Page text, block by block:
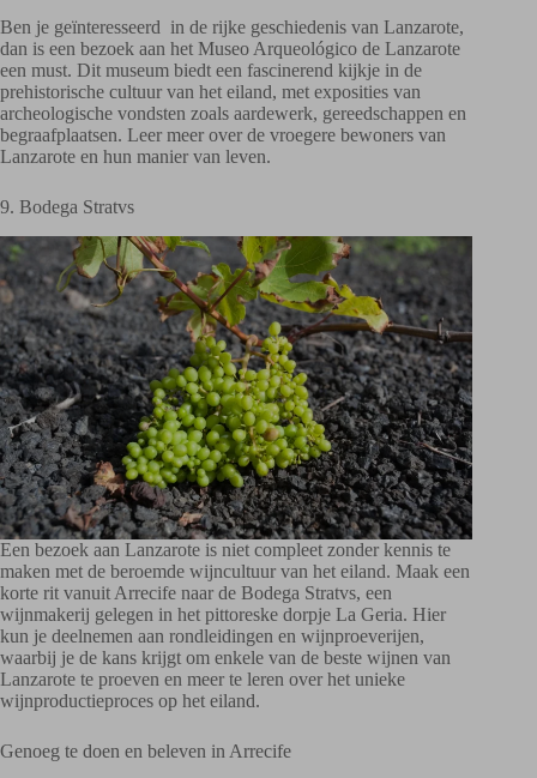
Ben je geïnteresseerd in de rijke geschiedenis van Lanzarote,
dan is een bezoek aan het Museo Arqueológico de Lanzarote
een must. Dit museum biedt een fascinerend kijkje in de
prehistorische cultuur van het eiland, met exposities van
archeologische vondsten zoals aardewerk, gereedschappen en
begraafplaatsen. Leer meer over de vroegere bewoners van
Lanzarote en hun manier van leven.
9. Bodega Stratvs
Een bezoek aan Lanzarote is niet compleet zonder kennis te
maken met de beroemde wijncultuur van het eiland. Maak een
korte rit vanuit Arrecife naar de Bodega Stratvs, een
wijnmakerij gelegen in het pittoreske dorpje La Geria. Hier
kun je deelnemen aan rondleidingen en wijnproeverijen,
waarbij je de kans krijgt om enkele van de beste wijnen van
Lanzarote te proeven en meer te leren over het unieke
wijnproductieproces op het eiland.
Genoeg te doen en beleven in Arrecife